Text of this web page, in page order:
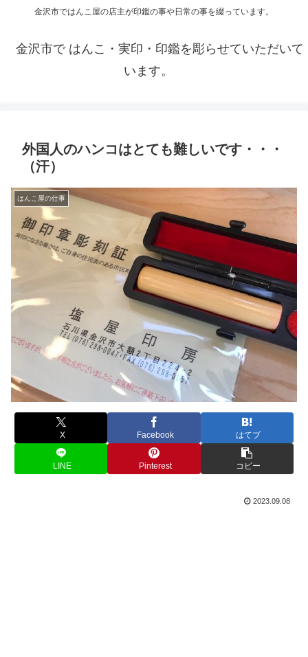
金沢市ではんこ屋の店主が印鑑の事や日常の事を綴っています。
金沢市で はんこ・実印・印鑑を彫らせていただいて
います。
外国人のハンコはとても難しいです・・・
（汗）
はんこ屋の仕事
X Facebook はてブ
LINE Pinterest コピー
2023.09.08